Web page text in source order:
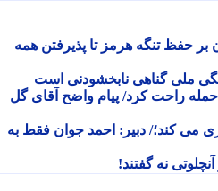
تنگه هرمز تا پذیرفتن همه
گناهی نابخشودنی است
راحت کرد/ پیام واضح آقای گل
کند؛/ دبیر: احمد جوان فقط به
نه گفتند!